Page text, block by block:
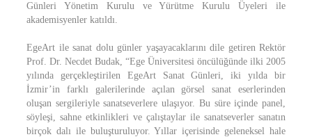
Günleri Yönetim Kurulu ve Yürütme Kurulu Üyeleri ile
akademisyenler katıldı.
EgeArt ile sanat dolu günler yaşayacaklarını dile getiren Rektör
Prof. Dr. Necdet Budak, “Ege Üniversitesi öncülüğünde ilki 2005
yılında gerçekleştirilen EgeArt Sanat Günleri, iki yılda bir
İzmir’in farklı galerilerinde açılan görsel sanat eserlerinden
oluşan sergileriyle sanatseverlere ulaşıyor. Bu süre içinde panel,
söyleşi, sahne etkinlikleri ve çalıştaylar ile sanatseverler sanatın
birçok dalı ile buluşturuluyor. Yıllar içerisinde geleneksel hale